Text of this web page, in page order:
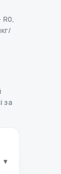
R0,
за
▾